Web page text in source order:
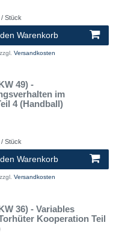
/ Stück
Warenkorb
zzgl. Versandkosten
49) -
im
4 (Handball)
/ Stück
Warenkorb
zzgl. Versandkosten
36) - Variables
Kooperation Teil